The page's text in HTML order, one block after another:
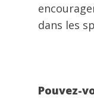
dans les
Pouvez-